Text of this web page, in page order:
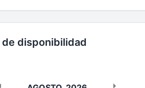
de disponibilidad